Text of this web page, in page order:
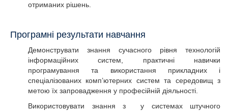
отриманих рішень.
Програмні результати навчання
Демонструвати знання сучасного рівня технологій
інформаційних систем, практичні навички
програмування та використання прикладних і
спеціалізованих комп’ютерних систем та середовищ з
метою їх запровадження у професійній діяльності.
Використовувати знання з у системах штучного